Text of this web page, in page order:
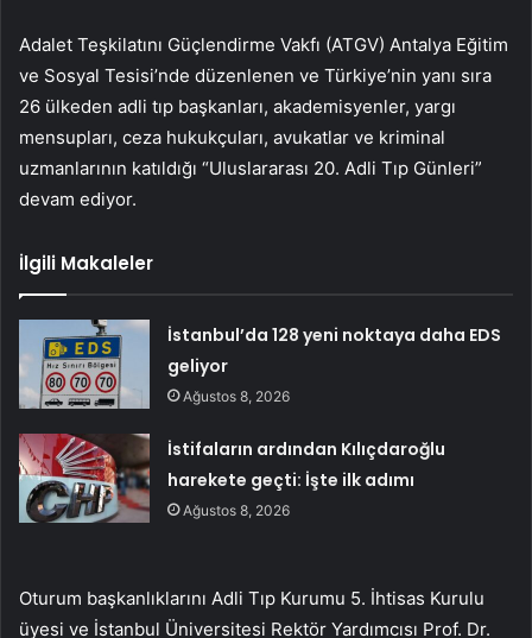
Adalet Teşkilatını Güçlendirme Vakfı (ATGV) Antalya Eğitim
ve Sosyal Tesisi’nde düzenlenen ve Türkiye’nin yanı sıra
26 ülkeden adli tıp başkanları, akademisyenler, yargı
mensupları, ceza hukukçuları, avukatlar ve kriminal
uzmanlarının katıldığı “Uluslararası 20. Adli Tıp Günleri”
devam ediyor.
İlgili Makaleler
İstanbul’da 128 yeni noktaya daha EDS
geliyor
Ağustos 8, 2026
İstifaların ardından Kılıçdaroğlu
harekete geçti: İşte ilk adımı
Ağustos 8, 2026
Oturum başkanlıklarını Adli Tıp Kurumu 5. İhtisas Kurulu
üyesi ve İstanbul Üniversitesi Rektör Yardımcısı Prof. Dr.